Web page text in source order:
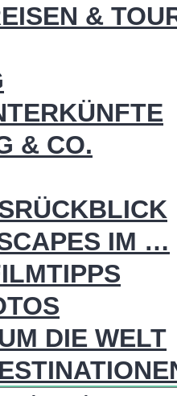
&
& CO.
IM …
DIE WELT